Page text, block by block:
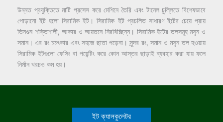
উন্নত প্রযুক্তিতে মাটি প্রসেস করে মেশিনে তৈরি এবং টানেল চুল্লিতে বিশেষভাবে
পোড়ানো ইট হলো সিরামিক ইট। সিরামিক ইট প্রচলিত সাধারণ ইটের চেয়ে প্রায়
তিনগুন শক্তিশালী, আকার ও আয়তনে নিরবিচ্ছিন্ন। সিরামিক ইটের তলসমূহ মসৃন ও
সমান। এর রং চমৎকার এবং সহজে ছাতা পড়েনা। সুন্দর রং, সমান ও মসৃন তল হওয়ায়
সিরামিক ইটগুলো ফেসিং বা পয়েন্টিং করে কোন আস্তর ছাড়াই ব্যবহার করা যায় ফলে
নির্মান খরচও কম হয়।
ইট ক্যালকুলেটর